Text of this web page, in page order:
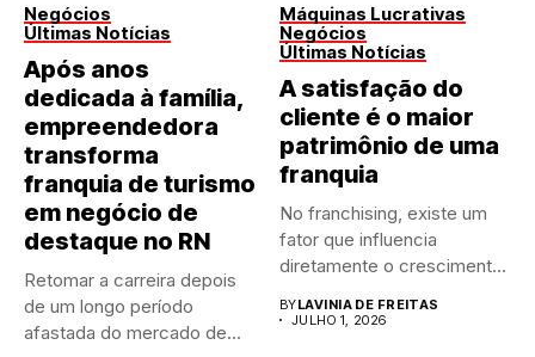
Negócios
Últimas Notícias
Após anos
dedicada à família,
empreendedora
transforma
franquia de turismo
em negócio de
destaque no RN
Retomar a carreira depois
de um longo período
afastada do mercado de...
Máquinas Lucrativas
Negócios
Últimas Notícias
A satisfação do
cliente é o maior
patrimônio de uma
franquia
No franchising, existe um
fator que influencia
diretamente o crescimento
BYLAVINIA DE FREITAS
JULHO 1, 2026